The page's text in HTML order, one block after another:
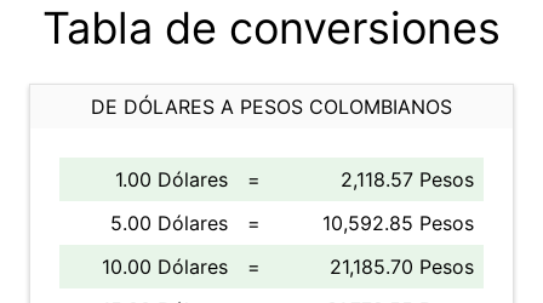
Tabla de conversiones
DE DÓLARES A PESOS COLOMBIANOS
1.00 Dólares =
2,118.57 Pesos
5.00 Dólares
=
10,592.85 Pesos
10.00 Dólares
=
21,185.70 Pesos